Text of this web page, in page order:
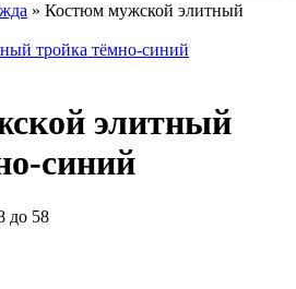
» Костюм мужской элитный
элитный
синий
до 58